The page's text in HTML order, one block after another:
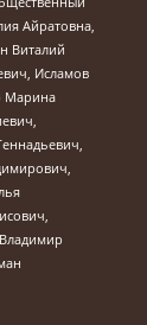
Айратовна,
Виталий
Исламов
Марина